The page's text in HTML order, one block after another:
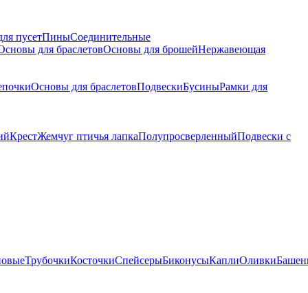
пусетПиныСоединительные
для браслетовОсновы для брошейНержавеющая
Основы для браслетовПодвескиБусиныРамки для
КрестЖемчуг птичья лапкаПолупросверленныйПодвески с
ТрубочкиКосточкиСпейсерыБиконусыКаплиОливки